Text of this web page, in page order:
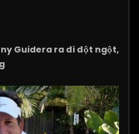
Guidera ra đi đột ngột,